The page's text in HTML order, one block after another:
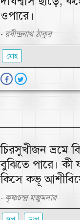
ওপারে।
- রবীন্দ্রনাথ ঠাকুর
মোহ
চিরসুখীজন ভ্রমে
বুঝিতে পারে। কী
কিসে কভূ
- কৃষ্ণচন্দ্র মজুমদার